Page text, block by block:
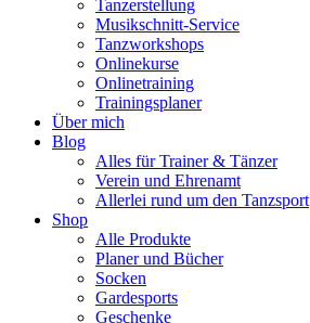
Tanzerstellung
Musikschnitt-Service
Tanzworkshops
Onlinekurse
Onlinetraining
Trainingsplaner
Über mich
Blog
Alles für Trainer & Tänzer
Verein und Ehrenamt
Allerlei rund um den Tanzsport
Shop
Alle Produkte
Planer und Bücher
Socken
Gardesports
Geschenke